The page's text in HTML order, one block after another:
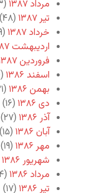
مرداد ۱۳۸۷
(۴۳)
تیر ۱۳۸۷
(۴۸)
خرداد ۱۳۸۷
(۲۹)
اردیبهشت ۱۳۸۷
فروردین ۱۳۸۷
اسفند ۱۳۸۶
(۲۴)
بهمن ۱۳۸۶
(۲۱)
دی ۱۳۸۶
(۱۶)
آذر ۱۳۸۶
(۲۷)
آبان ۱۳۸۶
(۱۵)
مهر ۱۳۸۶
(۱۹)
شهریور ۱۳۸۶
مرداد ۱۳۸۶
(۱۴)
تیر ۱۳۸۶
(۱۷)